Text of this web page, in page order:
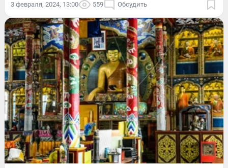
3 февраля, 2024, 13:00 559 Обсудить